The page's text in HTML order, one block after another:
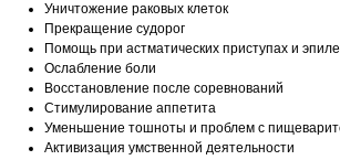
Уничтожение раковых клеток
Прекращение судорог
Помощь при астматических приступах и
Ослабление боли
Восстановление после соревнований
Стимулирование аппетита
Уменьшение тошноты и проблем с
Активизация умственной деятельности